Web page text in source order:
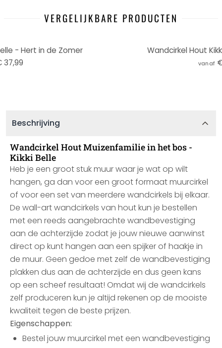
VERGELIJKBARE PRODUCTEN
- Hert in de Zomer
37,99
Wandcirkel Hout
vanaf
Beschrijving
Wandcirkel Hout Muizenfamilie in het bos -
Kikki Belle
Heb je een groot stuk muur waar je wat op wilt
hangen, ga dan voor een groot formaat muurcirkel
of voor een set van meerdere wandcirkels bij elkaar.
De wall-art wandcirkels van hout kun je bestellen
met een reeds aangebrachte wandbevestiging
aan de achterzijde zodat je jouw nieuwe aanwinst
direct op kunt hangen aan een spijker of haakje in
de muur. Geen gedoe met zelf de wandbevestiging
plakken dus aan de achterzijde en dus geen kans
op een scheef resultaat! Omdat wij de wandcirkels
zelf produceren kun je altijd rekenen op de mooiste
kwaliteit tegen de beste prijzen.
Eigenschappen:
Bestel jouw muurcirkel met een wandbevestiging